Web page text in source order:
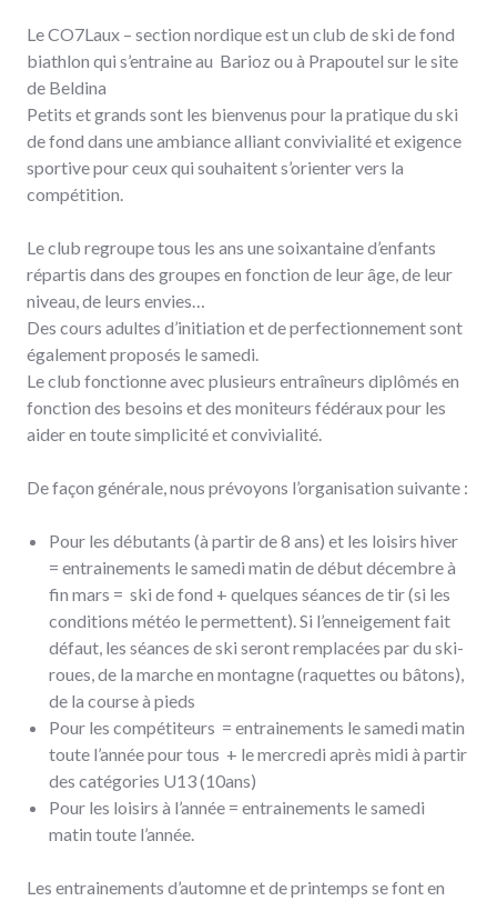
Le CO7Laux – section nordique est un club de ski de fond
biathlon qui s’entraine au Barioz ou à Prapoutel sur le site
de Beldina
Petits et grands sont les bienvenus pour la pratique du ski
de fond dans une ambiance alliant convivialité et exigence
sportive pour ceux qui souhaitent s’orienter vers la
compétition.
Le club regroupe tous les ans une soixantaine d’enfants
répartis dans des groupes en fonction de leur âge, de leur
niveau, de leurs envies…
Des cours adultes d’initiation et de perfectionnement sont
également proposés le samedi.
Le club fonctionne avec plusieurs entraîneurs diplômés en
fonction des besoins et des moniteurs fédéraux pour les
aider en toute simplicité et convivialité.
De façon générale, nous prévoyons l’organisation suivante :
Pour les débutants (à partir de 8 ans) et les loisirs hiver
= entrainements le samedi matin de début décembre à
fin mars = ski de fond + quelques séances de tir (si les
conditions météo le permettent). Si l’enneigement fait
défaut, les séances de ski seront remplacées par du ski-
roues, de la marche en montagne (raquettes ou bâtons),
de la course à pieds
Pour les compétiteurs = entrainements le samedi matin
toute l’année pour tous + le mercredi après midi à partir
des catégories U13 (10ans)
Pour les loisirs à l’année = entrainements le samedi
matin toute l’année.
Les entrainements d’automne et de printemps se font en